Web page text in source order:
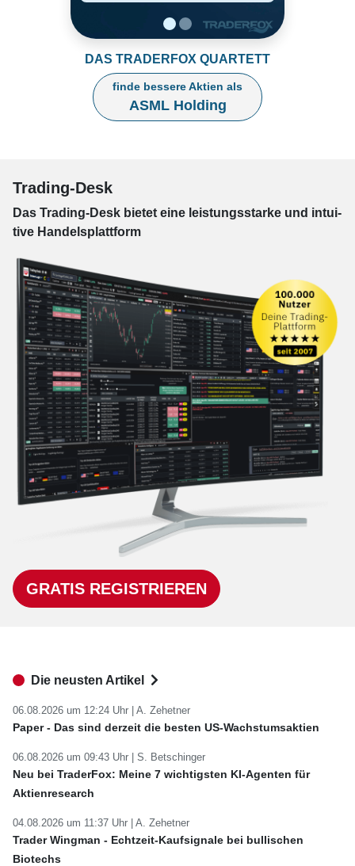
DAS TRADERFOX QUARTETT
finde bessere Aktien als
ASML Holding
Trading-Desk
Das Trading-Desk bie­tet eine leis­tungs­star­ke und in­tui­
tive Han­dels­platt­form
GRATIS REGISTRIEREN
Die neusten Artikel
06.08.2026 um 12:24 Uhr | A. Zehetner
Paper - Das sind derzeit die besten US-Wachstumsaktien
06.08.2026 um 09:43 Uhr | S. Betschinger
Neu bei TraderFox: Meine 7 wichtigsten KI-Agenten für
Aktienresearch
04.08.2026 um 11:37 Uhr | A. Zehetner
Trader Wingman - Echtzeit-Kaufsignale bei bullischen
Biotechs